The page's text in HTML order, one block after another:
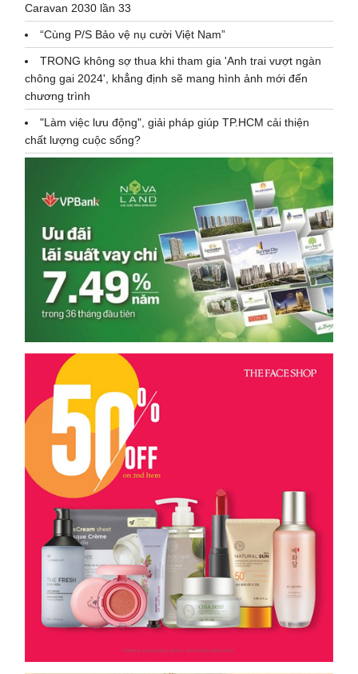
Caravan 2030 lần 33
“Cùng P/S Bảo vệ nụ cười Việt Nam”
TRONG không sợ thua khi tham gia 'Anh trai vượt ngàn
chông gai 2024', khẳng định sẽ mang hình ảnh mới đến
chương trình
"Làm việc lưu động", giải pháp giúp TP.HCM cải thiện
chất lượng cuộc sống?